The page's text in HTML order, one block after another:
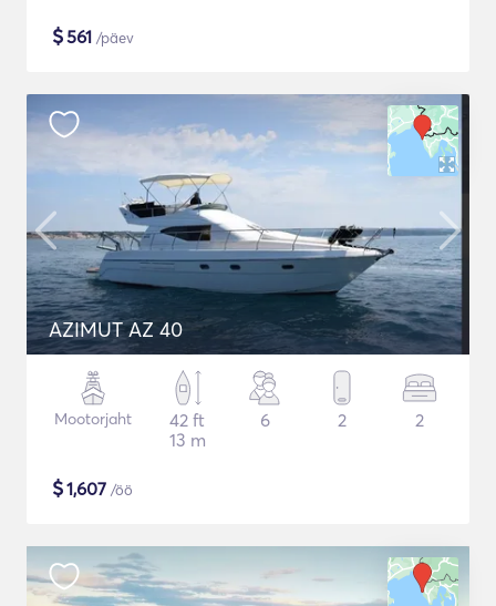
$561 /päev
AZIMUT AZ 40
Mootorjaht
42 ft
13 m
6 2 2
$1,607 /öö